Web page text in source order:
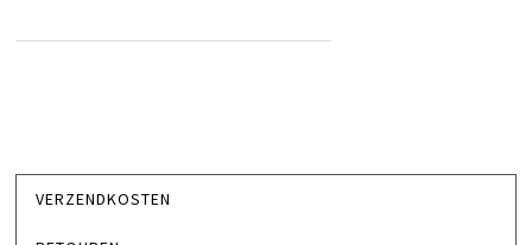
VERZENDKOSTEN